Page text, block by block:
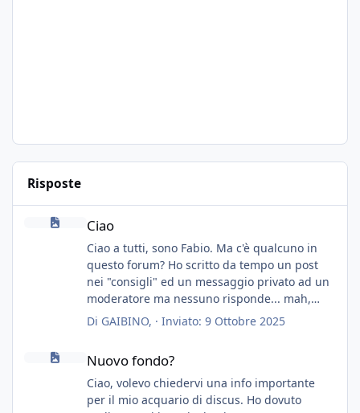
Risposte
Ciao
Ciao a tutti, sono Fabio. Ma c'è qualcuno in
questo forum? Ho scritto da tempo un post
nei "consigli" ed un messaggio privato ad un
moderatore ma nessuno risponde... mah,
chissà... speravo in un consiglio...
Di GAIBINO, · Inviato: 9 Ottobre 2025
Nuovo fondo?
Nuovo fondo?
Ciao, volevo chiedervi una info importante
per il mio acquario di discus. Ho dovuto